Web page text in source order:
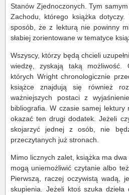
Stanów Zjednoczonych. Tym
Zachodu, którego książka dotyczy.
sposób, że z lekturą nie powinny
słabiej zorientowane w tematyce
Wszyscy, którzy będą chcieli
wiedzę, zyskają taką możliwość.
których Wright chronologicznie
książce znajdują się również
ważniejszych postaci z
bibliografia. W czasie samej lektury
okazać ten drugi dodatek. Jeżeli
skojarzyć jednej z osób, nie
przeczytanych już stronach.
Mimo licznych zalet, książka ma
mogą uniemożliwić czytanie albo
Pierwszą, raczej oczywistą wadą,
skupienia. Jeżeli ktoś szuka